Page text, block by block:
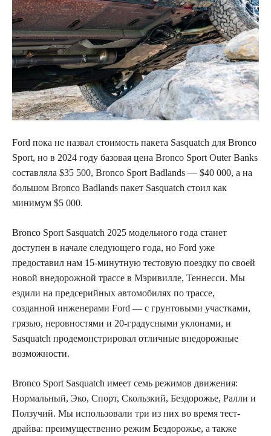
Ford пока не назвал стоимость пакета Sasquatch для Bronco
Sport, но в 2024 году базовая цена Bronco Sport Outer Banks
составляла $35 500, Bronco Sport Badlands — $40 000, а на
большом Bronco Badlands пакет Sasquatch стоил как
минимум $5 000.
Bronco Sport Sasquatch 2025 модельного года станет
доступен в начале следующего года, но Ford уже
предоставил нам 15-минутную тестовую поездку по своей
новой внедорожной трассе в Мэривилле, Теннесси. Мы
ездили на предсерийных автомобилях по трассе,
созданной инженерами Ford — с грунтовыми участками,
грязью, неровностями и 20-градусными уклонами, и
Sasquatch продемонстрировал отличные внедорожные
возможности.
Bronco Sport Sasquatch имеет семь режимов движения:
Нормальный, Эко, Спорт, Скользкий, Бездорожье, Ралли и
Ползучий. Мы использовали три из них во время тест-
драйва: преимущественно режим Бездорожье, а также